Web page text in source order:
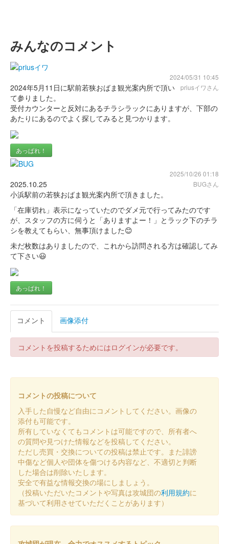
みんなのコメント
2024/05/31 10:45
priusイワさん
2024年5月11日に駅前若狭おばま観光案内所で頂い
て参りました。
受付カウンターと反対にあるチラシラックにありますが、下部の
あたりにあるのでよく探してみると見つかります。
あっぱれ！
2025/10/26 01:18
BUGさん
2025.10.25
小浜駅前の若狭おばま観光案内所で頂きました。
「在庫切れ」表示になっていたのでダメ元で行ってみたのです
が、スタッフの方に伺うと「ありますよー！」とラック下のチラ
シを教えてもらい、無事頂けました😊
未だ枚数はありましたので、これから訪問される方は確認してみ
て下さい😃
あっぱれ！
コメント 画像添付
コメントを投稿するためにはログインが必要です。
コメントの投稿について
入手した自慢など自由にコメントしてください。画像の
添付も可能です。
所有していなくてもコメントは可能ですので、所有者へ
の質問や見つけた情報などを投稿してください。
ただし売買・交換についての投稿は禁止です。また誹謗
中傷など個人や団体を傷つける内容など、不適切と判断
した場合は削除いたします。
安全で有益な情報交換の場にしましょう。
（投稿いただいたコメントや写真は攻城団の利用規約に
基づいて利用させていただくことがあります）